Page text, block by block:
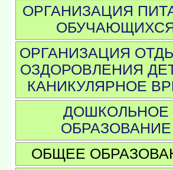
ОРГАНИЗАЦИЯ
ОРГАНИЗАЦИЯ
ОЗДОРОВЛЕНИЯ
КАНИКУЛЯРНОЕ
ДОШКОЛЬНОЕ
ОБРАЗОВАНИЕ
ОБЩЕЕ